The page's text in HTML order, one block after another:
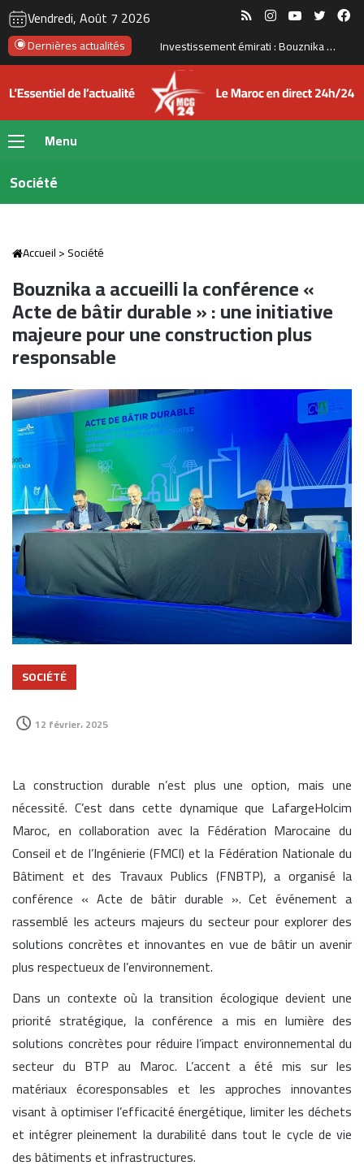
Vendredi, Août 7 2026 RSS InstagramYouTube
Dernières actualités Le Maroc se prépare à accueillir la première gigafactory africaine de batteries électriques, pour un investissement de 65 milliards de dirhams
Menu
Société
Accueil>Société
Bouznika a accueilli la conférence «
Acte de bâtir durable » : une initiative
majeure pour une construction plus
responsable
SOCIÉTÉ
12 février، 2025
La construction durable n’est plus une option, mais une
nécessité. C’est dans cette dynamique que LafargeHolcim
Maroc, en collaboration avec la Fédération Marocaine du
Conseil et de l’Ingénierie (FMCI) et la Fédération Nationale du
Bâtiment et des Travaux Publics (FNBTP), a organisé la
conférence « Acte de bâtir durable ». Cet événement a
rassemblé les acteurs majeurs du secteur pour explorer des
solutions concrètes et innovantes en vue de bâtir un avenir
plus respectueux de l’environnement.
Dans un contexte où la transition écologique devient une
priorité stratégique, la conférence a mis en lumière des
solutions concrètes pour réduire l’impact environnemental du
secteur du BTP au Maroc. L’accent a été mis sur les
matériaux écoresponsables et les approches innovantes
visant à optimiser l’efficacité énergétique, limiter les déchets
et intégrer pleinement la durabilité dans tout le cycle de vie
des bâtiments et infrastructures.